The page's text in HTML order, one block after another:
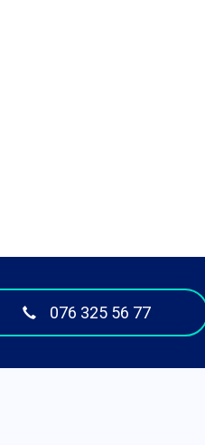
076 325 56 77